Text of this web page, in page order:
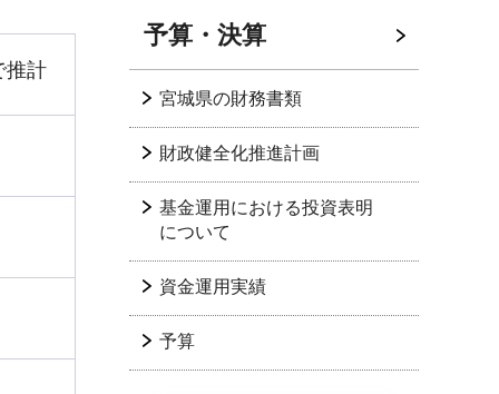
推計
予算・決算
宮城県の財務書類
財政健全化推進計画
基金運用における投資表明
について
資金運用実績
予算